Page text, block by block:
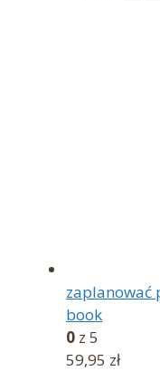
zaplanować
book
0 z 5
59,95 zł